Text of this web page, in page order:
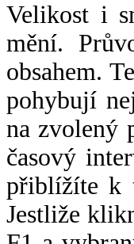
Velikost i
mění.
obsahem.
pohybují
na zvolený
časový
přiblížíte k
Jestliže